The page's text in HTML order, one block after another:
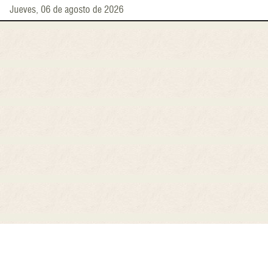
Jueves, 06 de agosto de 2026